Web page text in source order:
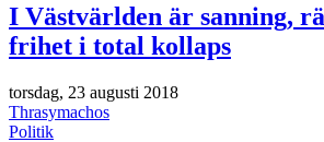
I Västvärlden är sanning,
frihet i total kollaps
torsdag, 23 augusti 2018
Thrasymachos
Politik